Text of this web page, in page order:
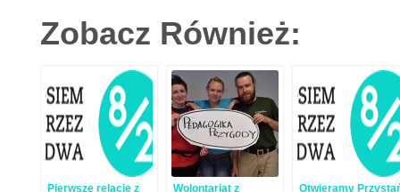
Zobacz Również:
Pierwsze relacje z
Wolontariat z
Otwieramy